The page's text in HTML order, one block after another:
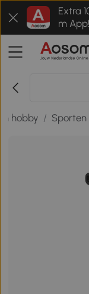
Extra
m App!
hobby / Sporten